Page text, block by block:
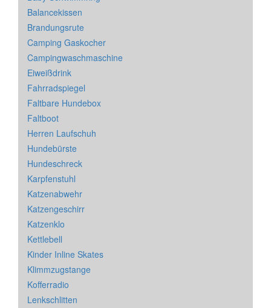
Balancekissen
Brandungsrute
Camping Gaskocher
Campingwaschmaschine
Eiweißdrink
Fahrradspiegel
Faltbare Hundebox
Faltboot
Herren Laufschuh
Hundebürste
Hundeschreck
Karpfenstuhl
Katzenabwehr
Katzengeschirr
Katzenklo
Kettlebell
Kinder Inline Skates
Klimmzugstange
Kofferradio
Lenkschlitten